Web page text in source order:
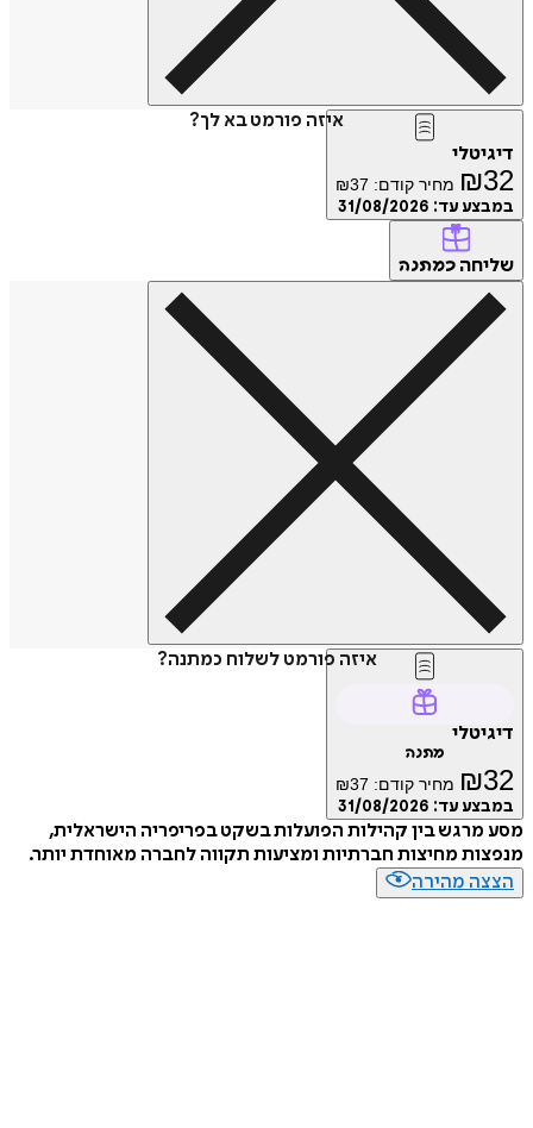
איזה פורמט בא לך?
דיגיטלי
₪32 מחיר קודם: ₪37
במבצע עד: 31/08/2026
שליחה כמתנה
איזה פורמט לשלוח כמתנה?
דיגיטלי
מתנה
₪32 מחיר קודם: ₪37
במבצע עד: 31/08/2026
מסע מרגש בין קהילות הפועלות בשקט בפריפריה הישראלית,
מנפצות מחיצות חברתיות ומציעות תקווה לחברה מאוחדת יותר.
הצצה מהירה